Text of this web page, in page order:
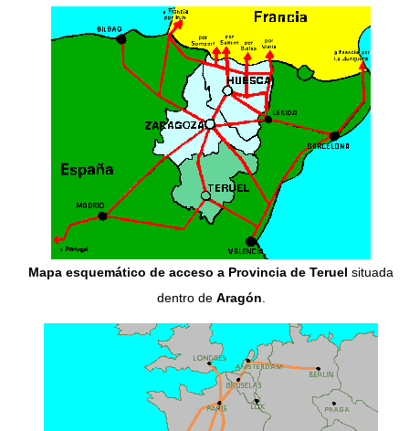
Mapa esquemático de acceso a Provincia de Teruel situada
dentro de Aragón